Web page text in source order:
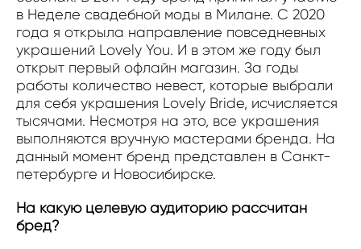
в Неделе свадебной моды в Милане. С 2020
года я открыла направление повседневных
украшений Lovely You. И в этом же году был
открыт первый офлайн магазин. За годы
работы количество невест, которые выбрали
для себя украшения Lovely Bride, исчисляется
тысячами. Несмотря на это, все украшения
выполняются вручную мастерами бренда. На
данный момент бренд представлен в Санкт-
петербурге и Новосибирске.
На какую целевую аудиторию рассчитан
бред?